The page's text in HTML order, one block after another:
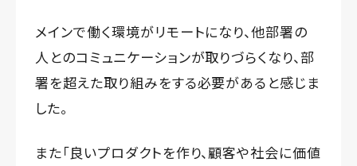
メインで働く環境がリモートになり、他部署の
人とのコミュニケーションが取りづらくなり、部
署を超えた取り組みをする必要があると感じま
した。
また「良いプロダクトを作り、顧客や社会に価値